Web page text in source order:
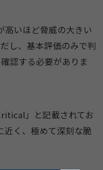
高いほど脅威の大きい
し、基本評価のみで判
認する必要がありま
」と記載されてお
近く、極めて深刻な脆